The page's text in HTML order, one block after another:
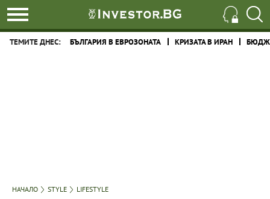
ТЕМИТЕ ДНЕС: БЪЛГАРИЯ В ЕВРОЗОНАТА КРИЗАТА В ИРАН
НАЧАЛО STYLE LIFESTYLE